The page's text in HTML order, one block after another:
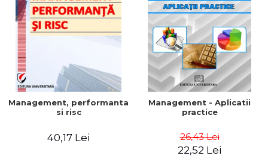
Management, performanta
si risc
40,17 Lei
Management - Aplicatii
practice
26,43 Lei
22,52 Lei